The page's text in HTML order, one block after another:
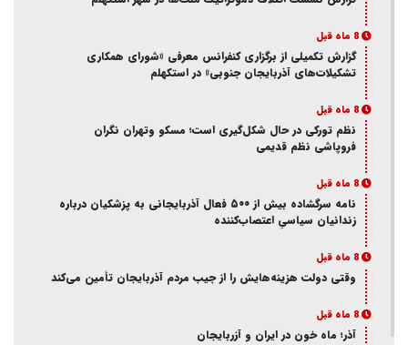
8 ماه قبل
گزارش تکمیلی از برگزاری کنفرانس معرفی «شورای همکاری
تشکیلات‌های آذربایجان جنوبی» در استکهلم
8 ماه قبل
نظم تورکی در حال شکل‌گیری است؛ مسکو وتهران نگران
فروپاشی نظم قدیمی
8 ماه قبل
نامه سرگشاده بیش از ۵۰۰ فعال آذربایجانی به پزشکیان درباره
زندانیان سیاسیِ اعتصاب‌کننده
8 ماه قبل
وقتی دولت هزینه‌هایش را از جیب مردم آذربایجان تأمین می‌کند
8 ماه قبل
آذر؛ ماه خون در ایران و آزربایجان